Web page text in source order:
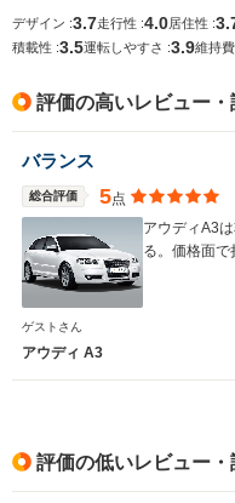
排気量
駆動方式
999～1394cc
FF
デザイン :3.7走行性 :4.0居住性 :
積載性 :3.5運転しやすさ :3.9維持
評価の高いレビュー・
バランス
総合評価 5点
アウディA3
る。価格面で
ゲストさん
アウディ A3
評価の低いレビュー・